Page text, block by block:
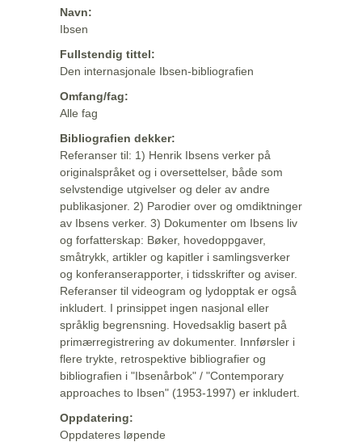
Navn:
Ibsen
Fullstendig tittel:
Den internasjonale Ibsen-bibliografien
Omfang/fag:
Alle fag
Bibliografien dekker:
Referanser til: 1) Henrik Ibsens verker på
originalspråket og i oversettelser, både som
selvstendige utgivelser og deler av andre
publikasjoner. 2) Parodier over og omdiktninger
av Ibsens verker. 3) Dokumenter om Ibsens liv
og forfatterskap: Bøker, hovedoppgaver,
småtrykk, artikler og kapitler i samlingsverker
og konferanserapporter, i tidsskrifter og aviser.
Referanser til videogram og lydopptak er også
inkludert. I prinsippet ingen nasjonal eller
språklig begrensning. Hovedsaklig basert på
primærregistrering av dokumenter. Innførsler i
flere trykte, retrospektive bibliografier og
bibliografien i "Ibsenårbok" / "Contemporary
approaches to Ibsen" (1953-1997) er inkludert.
Oppdatering:
Oppdateres løpende